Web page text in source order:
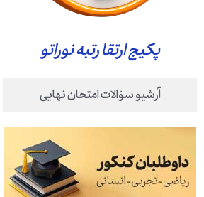
پکیج ارتقا رتبه نوراتو
آرشیو سؤالات امتحان نهایی